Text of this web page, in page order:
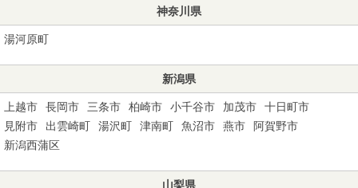
神奈川県
湯河原町
新潟県
上越市 長岡市 三条市 柏崎市 小千谷市 加茂市
十日町市
見附市
出雲崎町 湯沢町 津南町 魚沼市 燕市
阿賀野市
新潟西蒲区
山梨県